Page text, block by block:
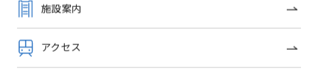
施設案内
アクセス